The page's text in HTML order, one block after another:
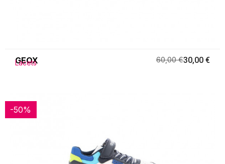
GEOX
Lacets 60,00 €30,00 €
-50%
-50%